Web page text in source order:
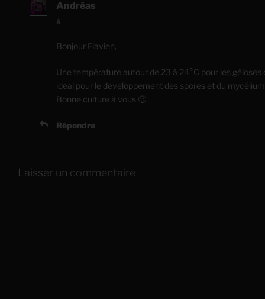
Andréas
À
Bonjour Flavien,
Une température autour de 23 à 24°C pour les géloses
idéal pour le développement des spores et du
Bonne culture à vous 🙂
Répondre
Laisser un commentaire